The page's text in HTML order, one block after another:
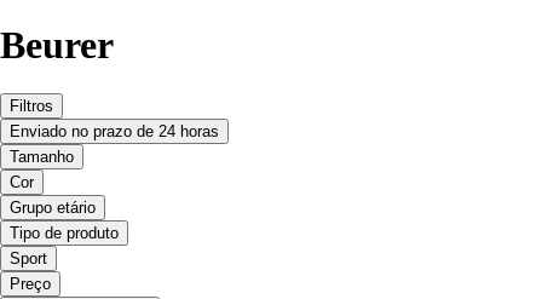
Beurer
Filtros
Enviado no prazo de 24 horas
Tamanho
Cor
Grupo etário
Tipo de produto
Sport
Preço